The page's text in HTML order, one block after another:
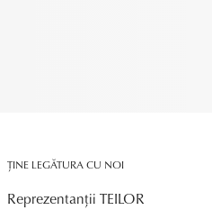
ȚINE LEGĂTURA CU NOI
Reprezentanții TEILOR